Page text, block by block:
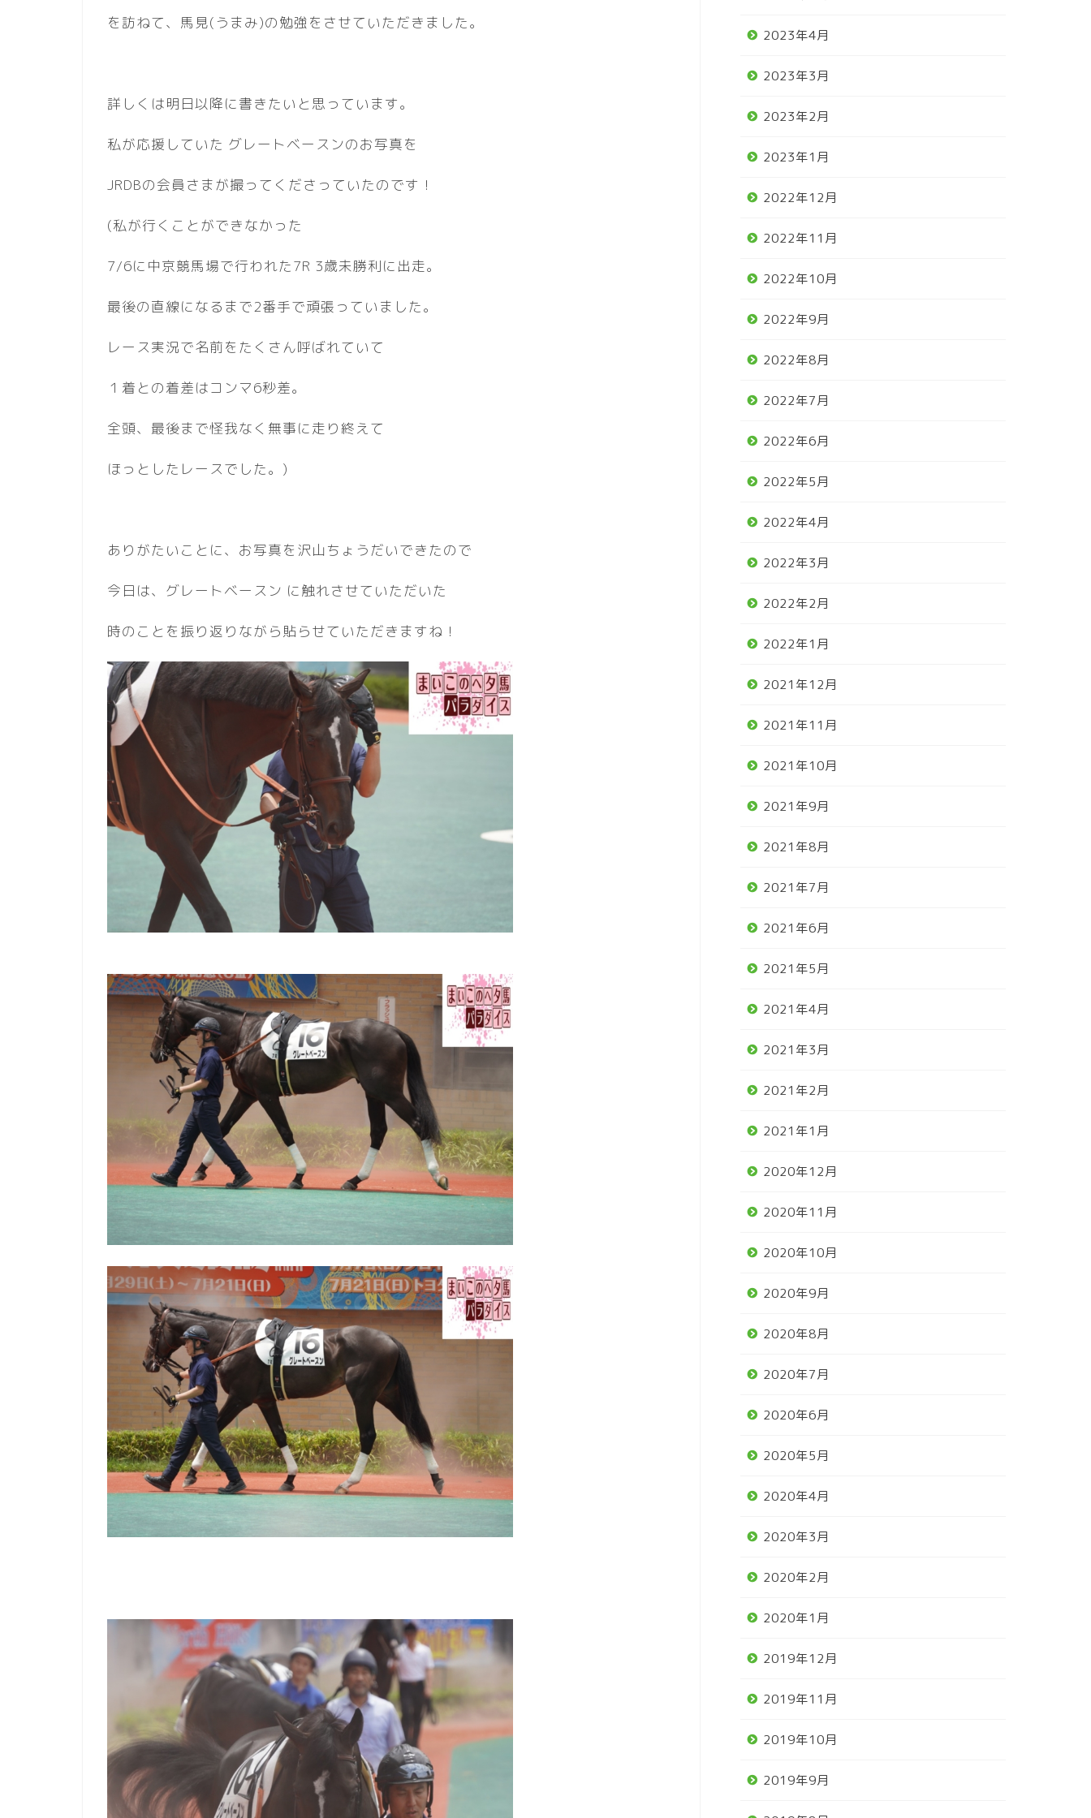
を訪ねて、馬見(うまみ)の勉強をさせていただきました。
詳しくは明日以降に書きたいと思っています。
私が応援していた グレートベースンのお写真を
JRDBの会員さまが撮ってくださっていたのです！
(私が行くことができなかった
7/6に中京競馬場で行われた7R 3歳未勝利に出走。
最後の直線になるまで2番手で頑張っていました。
レース実況で名前をたくさん呼ばれていて
１着との着差はコンマ6秒差。
全頭、最後まで怪我なく無事に走り終えて
ほっとしたレースでした。)
ありがたいことに、お写真を沢山ちょうだいできたので
今日は、グレートベースン に触れさせていただいた
時のことを振り返りながら貼らせていただきますね！
2023年4月
2023年3月
2023年2月
2023年1月
2022年12月
2022年11月
2022年10月
2022年9月
2022年8月
2022年7月
2022年6月
2022年5月
2022年4月
2022年3月
2022年2月
2022年1月
2021年12月
2021年11月
2021年10月
2021年9月
2021年8月
2021年7月
2021年6月
2021年5月
2021年4月
2021年3月
2021年2月
2021年1月
2020年12月
2020年11月
2020年10月
2020年9月
2020年8月
2020年7月
2020年6月
2020年5月
2020年4月
2020年3月
2020年2月
2020年1月
2019年12月
2019年11月
2019年10月
2019年9月